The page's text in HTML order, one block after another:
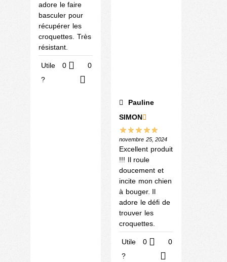
adore le faire
basculer pour
récupérer les
croquettes. Très
résistant.
Utile
?
0 0
Pauline
SIMON
novembre 25, 2024
Excellent produit
!!! Il roule
doucement et
incite mon chien
à bouger. Il
adore le défi de
trouver les
croquettes.
Utile
?
0 0